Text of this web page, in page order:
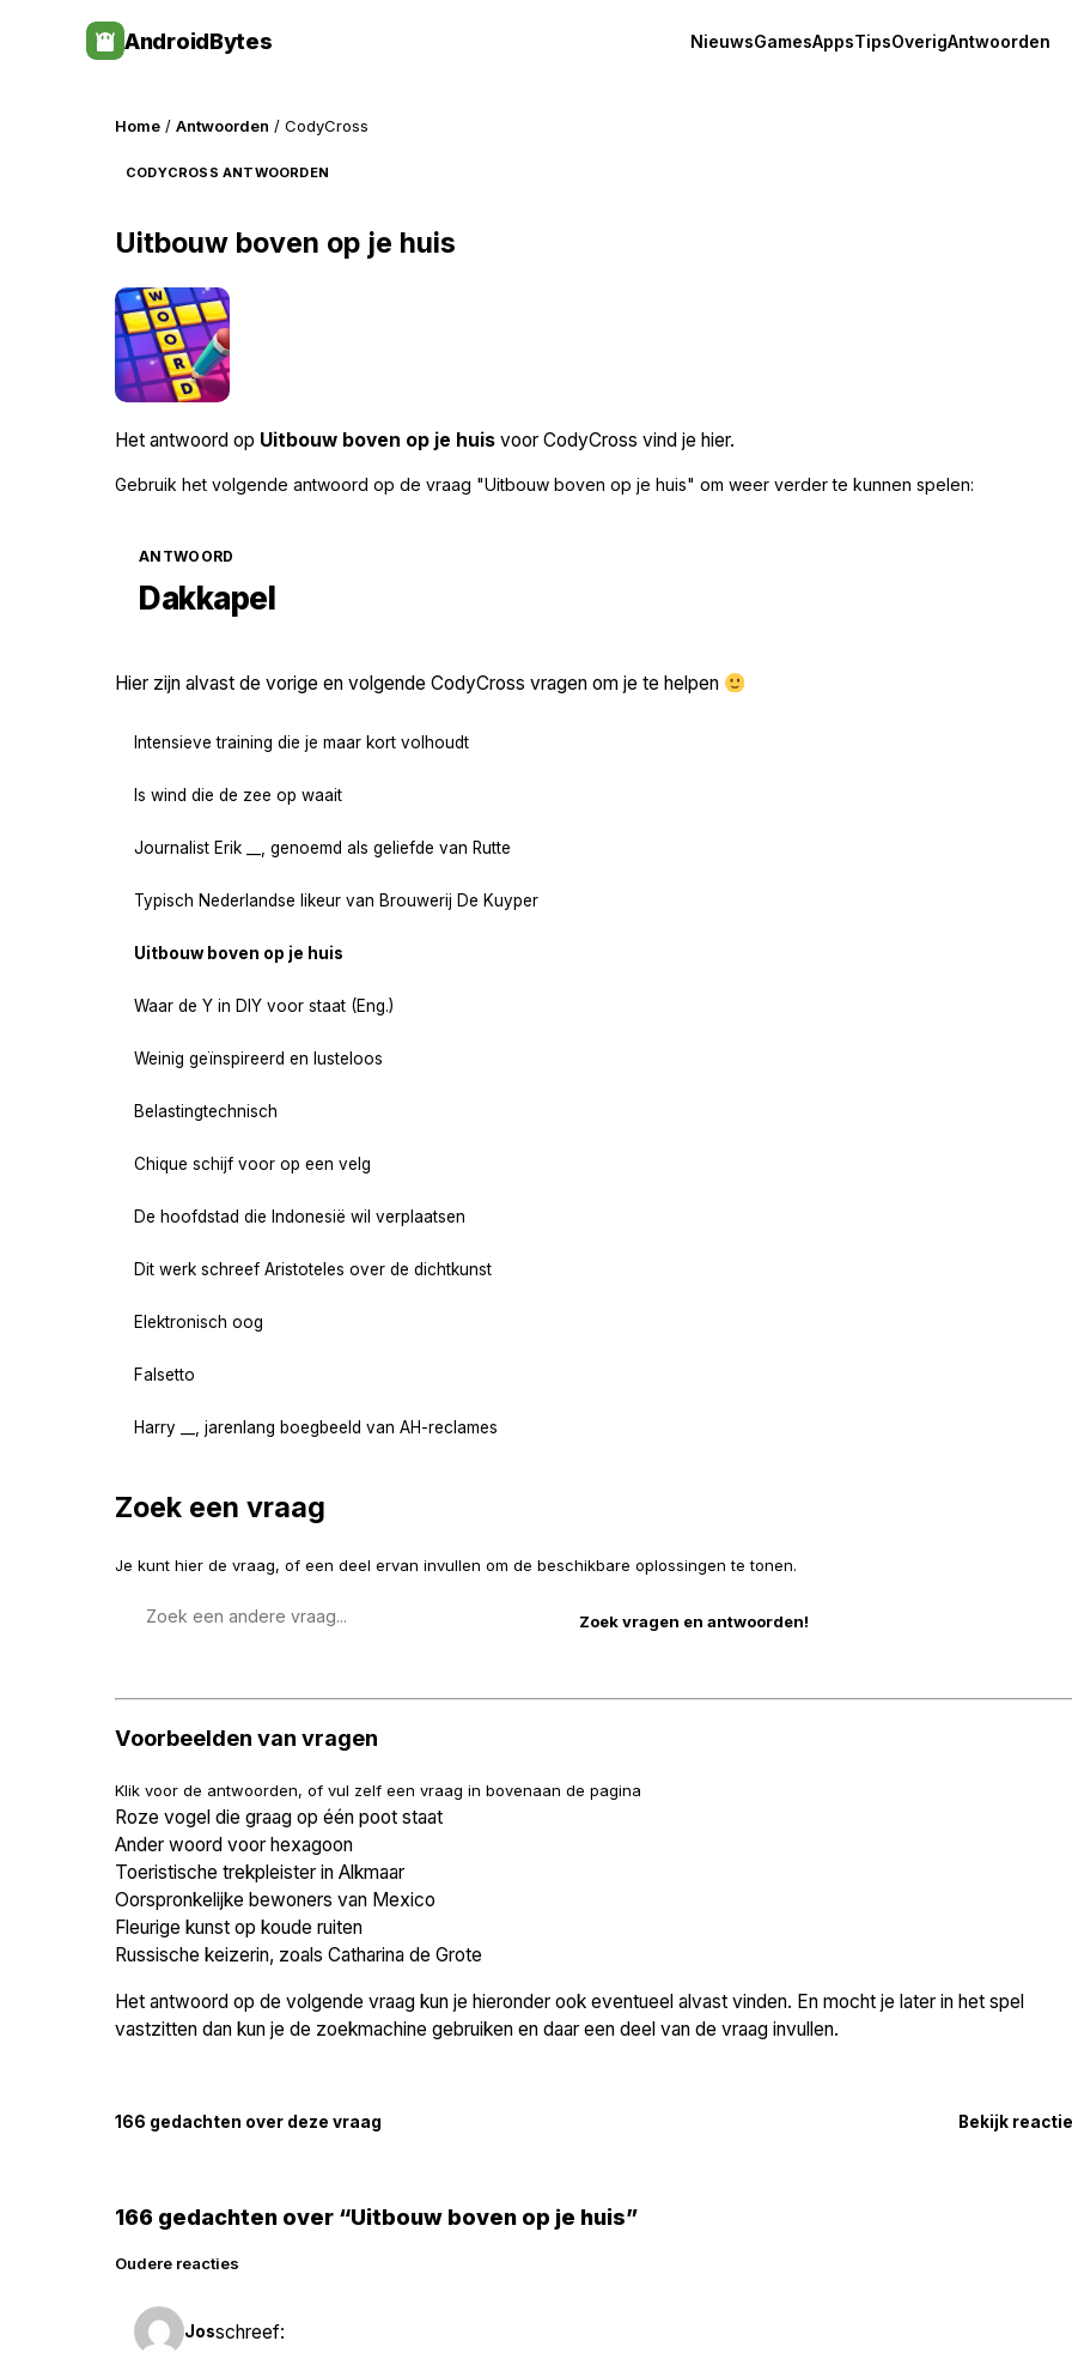
AndroidBytes NieuwsGamesAppsTipsOverigAntwoorden
Home / Antwoorden / CodyCross
CODYCROSS ANTWOORDEN
Uitbouw boven op je huis
Het antwoord op Uitbouw boven op je huis voor CodyCross vind je hier.
Gebruik het volgende antwoord op de vraag "Uitbouw boven op je huis" om weer verder te kunnen spelen:
ANTWOORD
Dakkapel
Hier zijn alvast de vorige en volgende CodyCross vragen om je te helpen
Intensieve training die je maar kort volhoudt
Is wind die de zee op waait
Journalist Erik __, genoemd als geliefde van Rutte
Typisch Nederlandse likeur van Brouwerij De Kuyper
Uitbouw boven op je huis
Waar de Y in DIY voor staat (Eng.)
Weinig geïnspireerd en lusteloos
Belastingtechnisch
Chique schijf voor op een velg
De hoofdstad die Indonesië wil verplaatsen
Dit werk schreef Aristoteles over de dichtkunst
Elektronisch oog
Falsetto
Harry __, jarenlang boegbeeld van AH-reclames
Zoek een vraag
Je kunt hier de vraag, of een deel ervan invullen om de beschikbare oplossingen te tonen.
Voorbeelden van vragen
Klik voor de antwoorden, of vul zelf een vraag in bovenaan de pagina
Roze vogel die graag op één poot staat
Ander woord voor hexagoon
Toeristische trekpleister in Alkmaar
Oorspronkelijke bewoners van Mexico
Fleurige kunst op koude ruiten
Russische keizerin, zoals Catharina de Grote
Het antwoord op de volgende vraag kun je hieronder ook eventueel alvast vinden. En mocht je later in het spel
vastzitten dan kun je de zoekmachine gebruiken en daar een deel van de vraag invullen.
166 gedachten over deze vraag Bekijk
166 gedachten over “Uitbouw boven op je huis”
Reacties
navigatie
Oudere reacties
Josschreef: